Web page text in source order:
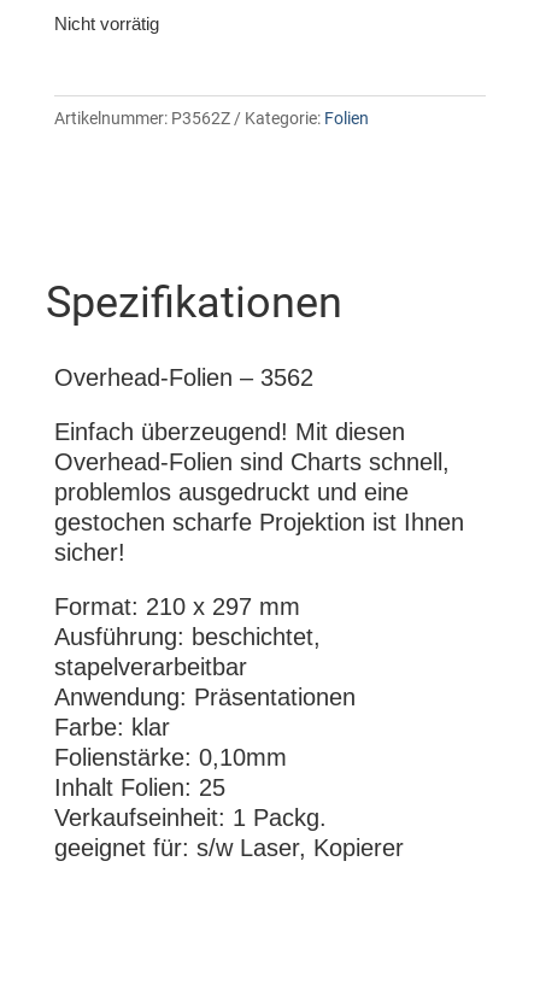
Nicht vorrätig
Artikelnummer: P3562Z Kategorie: Folien
Spezifikationen
Overhead-Folien – 3562
Einfach überzeugend! Mit diesen
Overhead-Folien sind Charts schnell,
problemlos ausgedruckt und eine
gestochen scharfe Projektion ist Ihnen
sicher!
Format: 210 x 297 mm
Ausführung: beschichtet,
stapelverarbeitbar
Anwendung: Präsentationen
Farbe: klar
Folienstärke: 0,10mm
Inhalt Folien: 25
Verkaufseinheit: 1 Packg.
geeignet für: s/w Laser, Kopierer